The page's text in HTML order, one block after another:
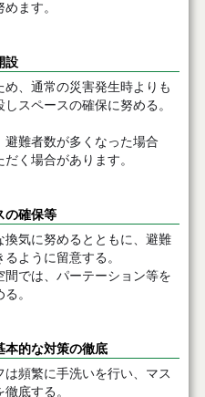
ます。
設
、通常の災害発生時よりも
スペースの確保に努める。
難者数が多くなった場合
く場合があります。
の確保等
気に努めるとともに、避難
ように留意する。
では、パーテーション等を
。
的な対策の徹底
頻繁に手洗いを行い、マス
底する。